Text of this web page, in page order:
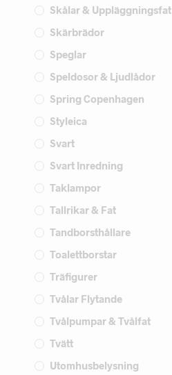
Skålar & Uppläggningsfat
Skärbrädor
Speglar
Speldosor & Ljudlådor
Spring Copenhagen
Styleica
Svart
Svart Inredning
Taklampor
Tallrikar & Fat
Tandborsthållare
Toalettborstar
Träfigurer
Tvålar Flytande
Tvålpumpar & Tvålfat
Tvätt
Utomhusbelysning